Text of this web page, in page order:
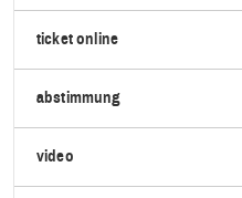
ticket online
abstimmung
video